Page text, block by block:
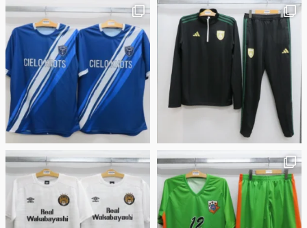
応援ユニフォーム、約53％が「会場に一体感があってよい」と回答。チ
ームへの愛情が伝わる応援スタイルとは？